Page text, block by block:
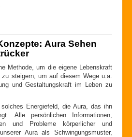
Aura Sehen
Methode, um die eigene Lebenskraft
steigern, um auf diesem Wege u.a.
und Gestaltungskraft im Leben zu
Energiefeld, die Aura, das ihn
Alle persönlichen Informationen,
und Probleme körperlicher und
Aura als Schwingungsmuster,